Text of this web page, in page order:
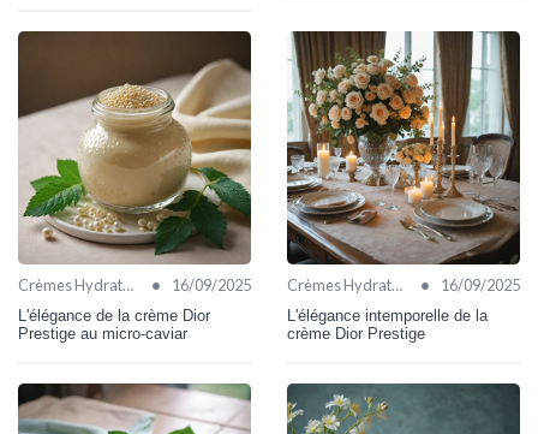
Crèmes Hydratantes • 16/09/2025
L'élégance de la crème Dior
Prestige au micro-caviar
Crèmes Hydratantes • 16/09/2025
L'élégance intemporelle de la
crème Dior Prestige